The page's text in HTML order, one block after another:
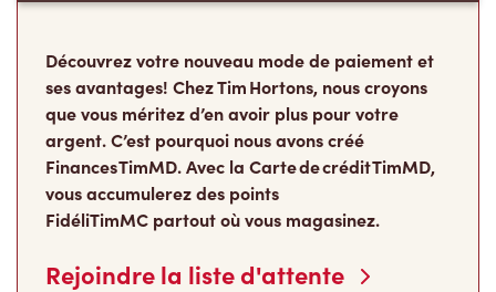
Découvrez votre nouveau mode de paiement et
ses avantages! Chez Tim Hortons, nous croyons
que vous méritez d’en avoir plus pour votre
argent. C’est pourquoi nous avons créé
Finances TimMD. Avec la Carte de crédit TimMD,
vous accumulerez des points
FidéliTimMC partout où vous magasinez.
Rejoindre la liste d'attente